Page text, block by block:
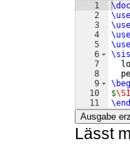
1
2
3
4
5
6
7
8
9
10
11
$\SI
\end
Ausgabe
Lässt